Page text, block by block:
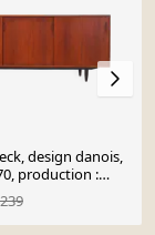
design danois,
production :